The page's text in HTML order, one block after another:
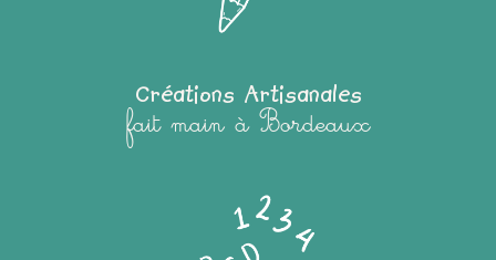
Créations Artisanales
fait main à Bordeaux